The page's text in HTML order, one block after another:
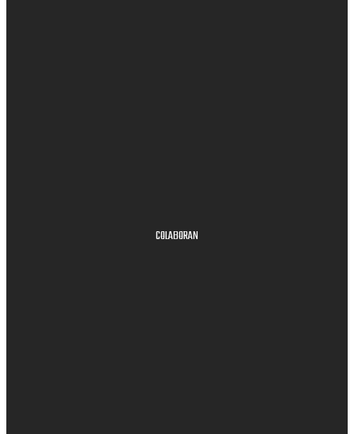
COLABORAN